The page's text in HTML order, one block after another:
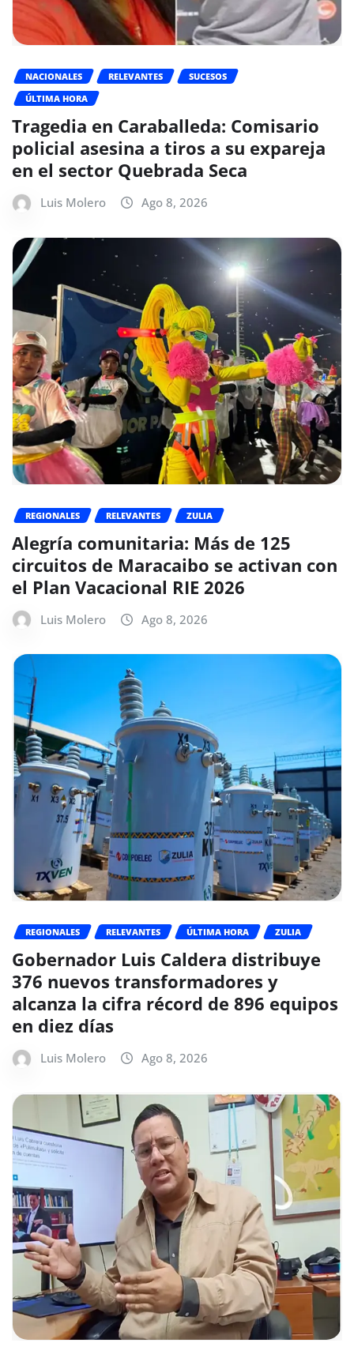
NACIONALES RELEVANTES
SUCESOS
ÚLTIMA HORA
Tragedia en Caraballeda: Comisario
policial asesina a tiros a su expareja
en el sector Quebrada Seca
Luis Molero Ago 8, 2026
REGIONALES RELEVANTES ZULIA
Alegría comunitaria: Más de 125
circuitos de Maracaibo se activan con
el Plan Vacacional RIE 2026
Luis Molero Ago 8, 2026
REGIONALES RELEVANTES ÚLTIMA HORA ZULIA
Gobernador Luis Caldera distribuye
376 nuevos transformadores y
alcanza la cifra récord de 896 equipos
en diez días
Luis Molero Ago 8, 2026